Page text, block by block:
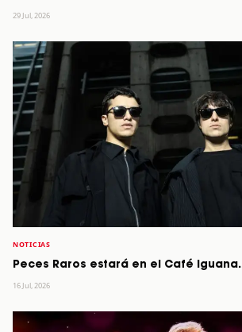
29 Jul, 2026
NOTICIAS
Peces Raros estará en el Café Iguana.
16 Jul, 2026